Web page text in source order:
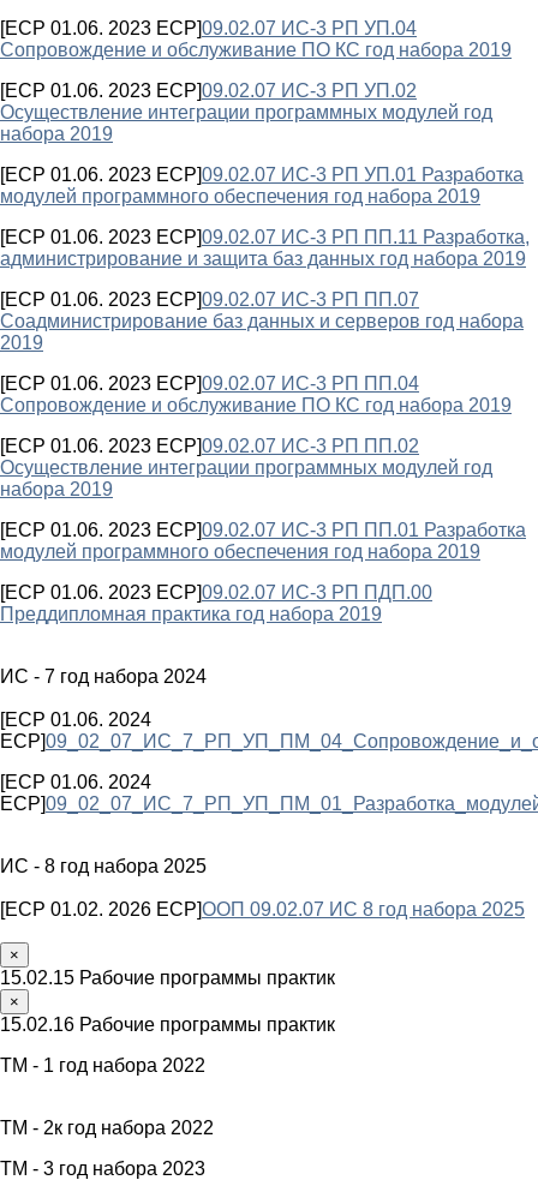
[ECP 01.06. 2023 ECP]09.02.07 ИС-3 РП УП.04
Сопровождение и обслуживание ПО КС год набора 2019
[ECP 01.06. 2023 ECP]09.02.07 ИС-3 РП УП.02
Осуществление интеграции программных модулей год
набора 2019
[ECP 01.06. 2023 ECP]09.02.07 ИС-3 РП УП.01 Разработка
модулей программного обеспечения год набора 2019
[ECP 01.06. 2023 ECP]09.02.07 ИС-3 РП ПП.11 Разработка,
администрирование и защита баз данных год набора 2019
[ECP 01.06. 2023 ECP]09.02.07 ИС-3 РП ПП.07
Соадминистрирование баз данных и серверов год набора
2019
[ECP 01.06. 2023 ECP]09.02.07 ИС-3 РП ПП.04
Сопровождение и обслуживание ПО КС год набора 2019
[ECP 01.06. 2023 ECP]09.02.07 ИС-3 РП ПП.02
Осуществление интеграции программных модулей год
набора 2019
[ECP 01.06. 2023 ECP]09.02.07 ИС-3 РП ПП.01 Разработка
модулей программного обеспечения год набора 2019
[ECP 01.06. 2023 ECP]09.02.07 ИС-3 РП ПДП.00
Преддипломная практика год набора 2019
ИС - 7 год набора 2024
[ECP 01.06. 2024
ECP]
[ECP 01.06. 2024
ECP]
ИС - 8 год набора 2025
[ECP 01.02. 2026 ECP]ООП 09.02.07 ИС 8 год набора 2025
×
15.02.15 Рабочие программы практик
×
15.02.16 Рабочие программы практик
ТМ - 1 год набора 2022
ТМ - 2к год набора 2022
ТМ - 3 год набора 2023